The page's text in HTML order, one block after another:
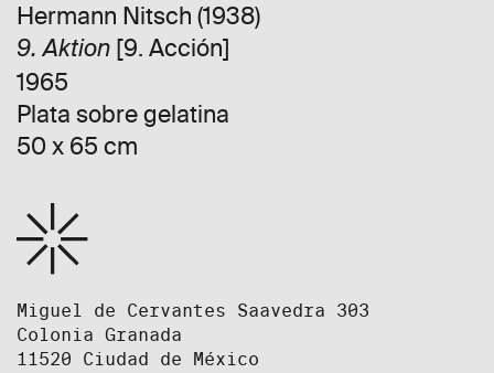
Hermann Nitsch (1938)
9. Aktion [9. Acción]
1965
Plata sobre gelatina
50 x 65 cm
Miguel de Cervantes Saavedra 303
Colonia Granada
11520 Ciudad de México